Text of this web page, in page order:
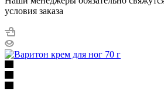
условия заказа